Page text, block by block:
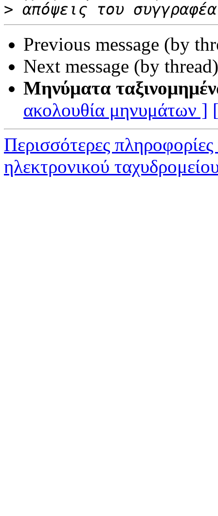
>
Previous message (by
Next message (by
Μηνύματα
ακολουθία μηνυμάτων ]
Περισσότερες
ηλεκτρονικού